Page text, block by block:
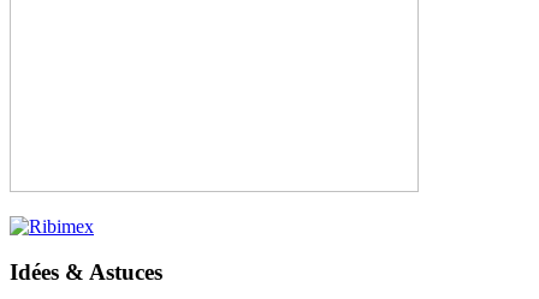
Idées & Astuces